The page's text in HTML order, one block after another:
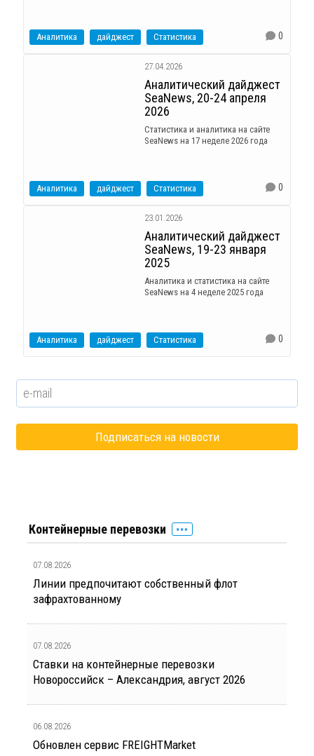
Аналитика дайджест Статистика 0
27.04.2026
Аналитический дайджест
SeaNews, 20-24 апреля
2026
Статистика и аналитика на сайте
SeaNews на 17 неделе 2026 года
Аналитика дайджест Статистика 0
23.01.2026
Аналитический дайджест
SeaNews, 19-23 января
2025
Аналитика и статистика на сайте
SeaNews на 4 неделе 2025 года
Аналитика дайджест Статистика 0
Контейнерные перевозки
07.08.2026
Линии предпочитают собственный флот
зафрахтованному
07.08.2026
Ставки на контейнерные перевозки
Новороссийск – Александрия, август 2026
06.08.2026
Обновлен сервис FREIGHTMarket